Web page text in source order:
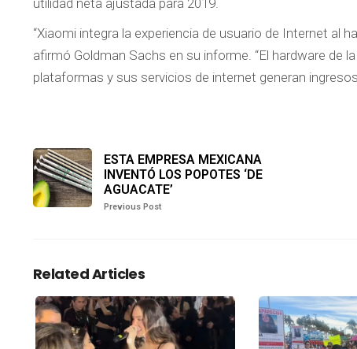
utilidad neta ajustada para 2019.
“Xiaomi integra la experiencia de usuario de Internet al
afirmó Goldman Sachs en su informe. “El hardware
plataformas y sus servicios de internet generan
ESTA EMPRESA MEXICANA
INVENTÓ LOS POPOTES ‘DE
AGUACATE’
Previous Post
Related Articles